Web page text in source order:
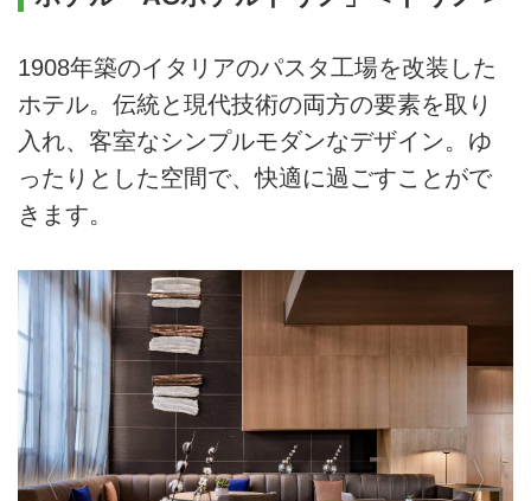
1908年築のイタリアのパスタ工場を改装した
ホテル。伝統と現代技術の両方の要素を取り
入れ、客室なシンプルモダンなデザイン。ゆ
ったりとした空間で、快適に過ごすことがで
きます。